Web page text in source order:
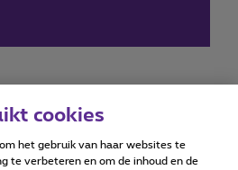
Accessibility statement
cookies
het gebruik van haar websites te
te verbeteren en om de inhoud en de